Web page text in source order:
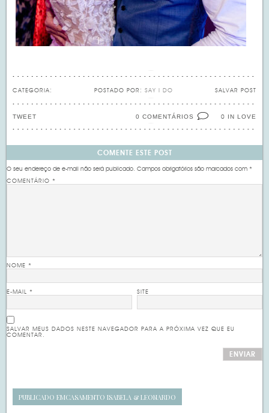
CATEGORIA: SALVAR POST
POSTADO POR: SAY I DO
0 IN LOVE
0 COMENTÁRIOS
TWEET
COMENTE ESTE POST
O seu endereço de e-mail não será publicado. Campos obrigatórios são marcados com*
COMENTÁRIO*
NOME*
E-MAIL* SITE
SALVAR MEUS DADOS NESTE NAVEGADOR PARA A PRÓXIMA VEZ QUE EU
COMENTAR.
PUBLICADO EMCASAMENTO ISABELA & LEONARDO